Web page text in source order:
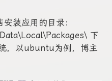
装应用的目录：
下
，以ubuntu为例，博主